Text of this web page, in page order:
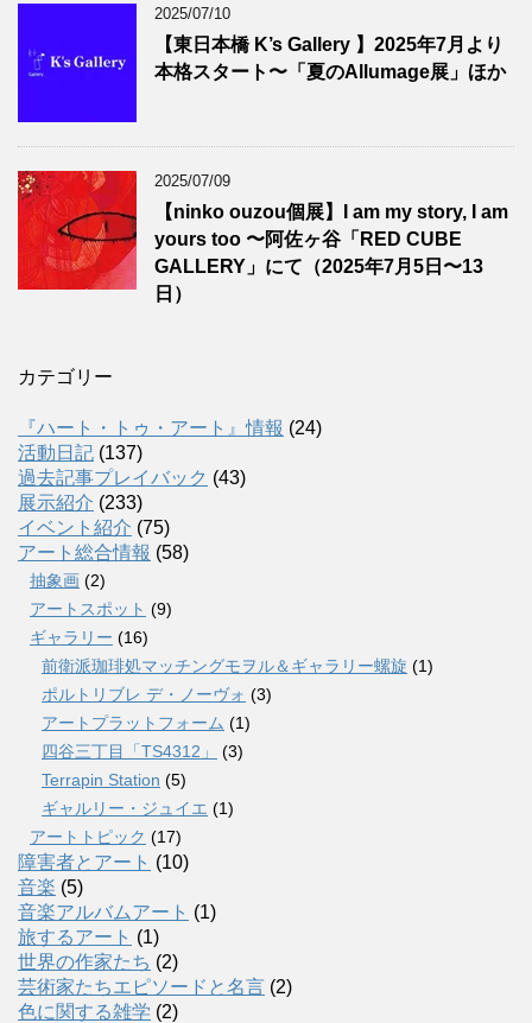
2025/07/10
【東日本橋 K’s Gallery 】2025年7月より
本格スタート〜「夏のAllumage展」ほか
2025/07/09
【ninko ouzou個展】I am my story, I am
yours too 〜阿佐ヶ谷「RED CUBE
GALLERY」にて（2025年7月5日〜13
日）
カテゴリー
『ハート・トゥ・アート』情報 (24)
活動日記 (137)
過去記事プレイバック (43)
展示紹介 (233)
イベント紹介 (75)
アート総合情報 (58)
抽象画 (2)
アートスポット (9)
ギャラリー (16)
前衛派珈琲処マッチングモヲル＆ギャラリー螺旋 (1)
ポルトリブレ デ・ノーヴォ (3)
アートプラットフォーム (1)
四谷三丁目「TS4312」
(3)
Terrapin Station (5)
ギャルリー・ジュイエ (1)
アートトピック (17)
障害者とアート (10)
音楽 (5)
音楽アルバムアート (1)
旅するアート (1)
世界の作家たち (2)
芸術家たちエピソードと名言 (2)
色に関する雑学 (2)